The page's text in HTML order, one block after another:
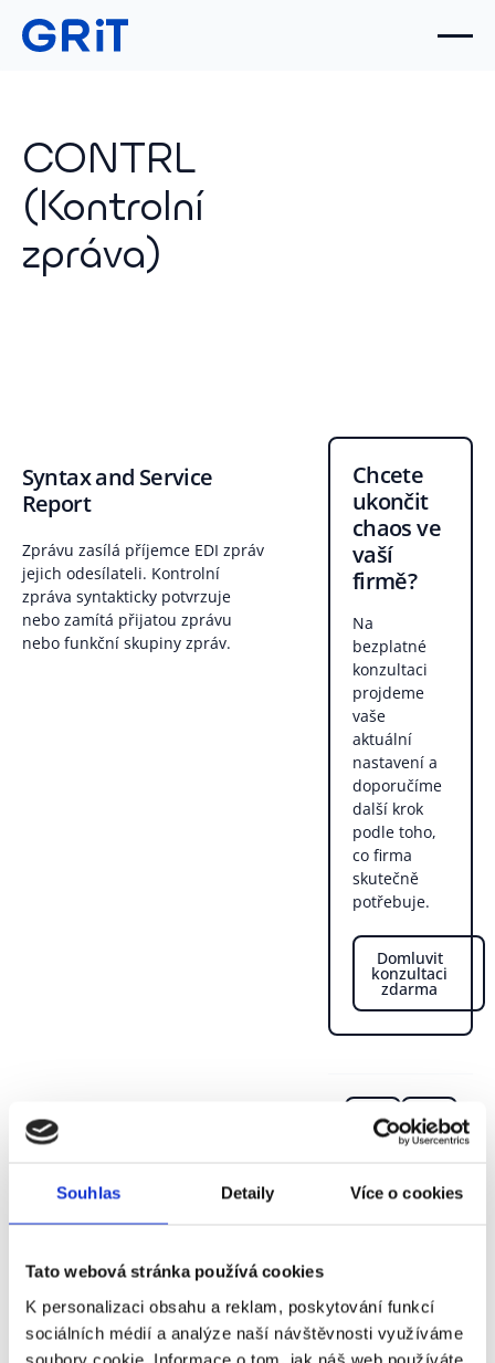
Souhlas Detaily Více o cookies
Tato webová stránka používá cookies
K personalizaci obsahu a reklam, poskytování funkcí
sociálních médií a analýze naší návštěvnosti využíváme
soubory cookie. Informace o tom, jak náš web používáte,
CONTRL
(Kontrolní
zpráva)
Syntax and Service
Report
Zprávu zasílá příjemce EDI zpráv
jejich odesílateli. Kontrolní
zpráva syntakticky potvrzuje
nebo zamítá přijatou zprávu
nebo funkční skupiny zpráv.
Chcete
ukončit
chaos ve
vaší
firmě?
Na
bezplatné
konzultaci
projdeme
vaše
aktuální
nastavení a
doporučíme
další krok
podle toho,
co firma
skutečně
potřebuje.
Domluvit
konzultaci
zdarma